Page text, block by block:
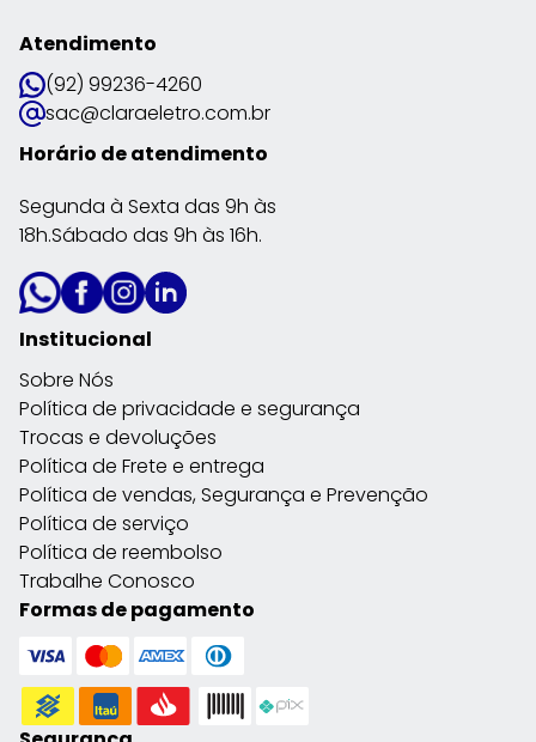
Atendimento
(92) 99236-4260
sac@claraeletro.com.br
Horário de atendimento
Segunda à Sexta das 9h às
18h.Sábado das 9h às 16h.
Institucional
Sobre Nós
Política de privacidade e segurança
Trocas e devoluções
Política de Frete e entrega
Política de vendas, Segurança e Prevenção
Política de serviço
Política de reembolso
Trabalhe Conosco
Formas de pagamento